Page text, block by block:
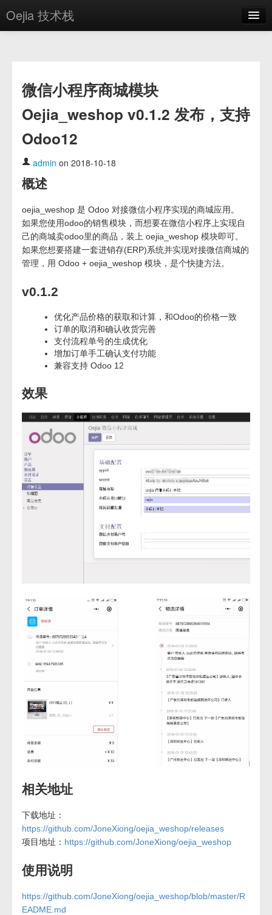
Oejia 技术栈
方案
OE学院
分享
关于
编辑器
登录
微信小程序商城模块
Oejia_weshop v0.1.2 发布，支持
Odoo12
admin on 2018-10-18
概述
oejia_weshop 是 Odoo 对接微信小程序实现的商城应用。
如果您使用odoo的销售模块，而想要在微信小程序上实现自
己的商城卖odoo里的商品，装上 oejia_weshop 模块即可。
如果您想要搭建一套进销存(ERP)系统并实现对接微信商城的
管理，用 Odoo + oejia_weshop 模块，是个快捷方法。
v0.1.2
优化产品价格的获取和计算，和Odoo的价格一致
订单的取消和确认收货完善
支付流程单号的生成优化
增加订单手工确认支付功能
兼容支持 Odoo 12
效果
相关地址
下载地址：
https://github.com/JoneXiong/oejia_weshop/releases
项目地址： https://github.com/JoneXiong/oejia_weshop
使用说明
https://github.com/JoneXiong/oejia_weshop/blob/master/R
EADME.md